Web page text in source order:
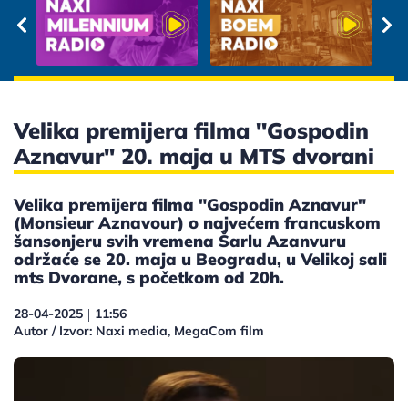
Velika premijera filma "Gospodin
Aznavur" 20. maja u MTS dvorani
Velika premijera filma "Gospodin Aznavur"
(Monsieur Aznavour) o najvećem francuskom
šansonjeru svih vremena Šarlu Azanvuru
održaće se 20. maja u Beogradu, u Velikoj sali
mts Dvorane, s početkom od 20h.
28-04-2025 | 11:56
Autor / Izvor: Naxi media, MegaCom film